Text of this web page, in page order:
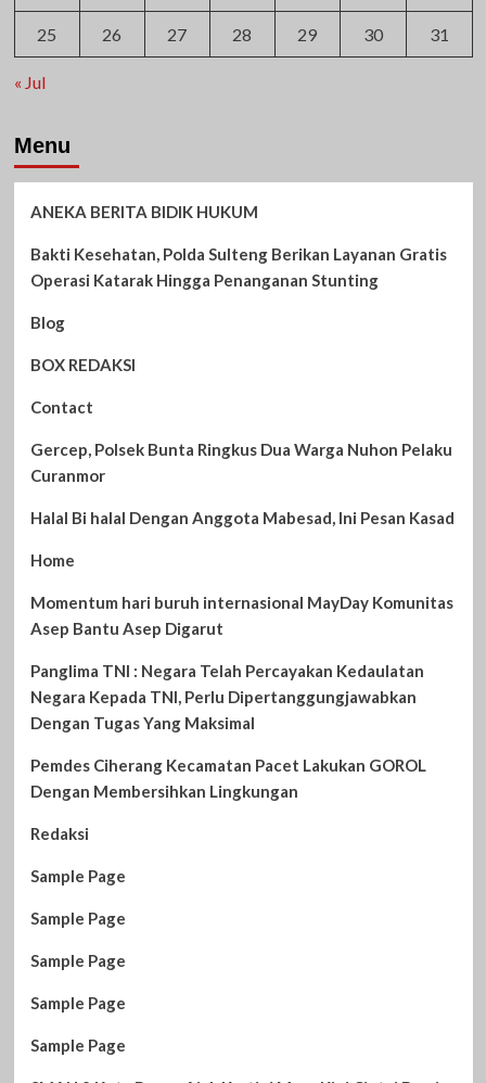
25 26 27 28 29 30 31
« Jul
Menu
ANEKA BERITA BIDIK HUKUM
Bakti Kesehatan, Polda Sulteng Berikan Layanan Gratis
Operasi Katarak Hingga Penanganan Stunting
Blog
BOX REDAKSI
Contact
Gercep, Polsek Bunta Ringkus Dua Warga Nuhon Pelaku
Curanmor
Halal Bi halal Dengan Anggota Mabesad, Ini Pesan Kasad
Home
Momentum hari buruh internasional MayDay Komunitas
Asep Bantu Asep Digarut
Panglima TNI : Negara Telah Percayakan Kedaulatan
Negara Kepada TNI, Perlu Dipertanggungjawabkan
Dengan Tugas Yang Maksimal
Pemdes Ciherang Kecamatan Pacet Lakukan GOROL
Dengan Membersihkan Lingkungan
Redaksi
Sample Page
Sample Page
Sample Page
Sample Page
Sample Page